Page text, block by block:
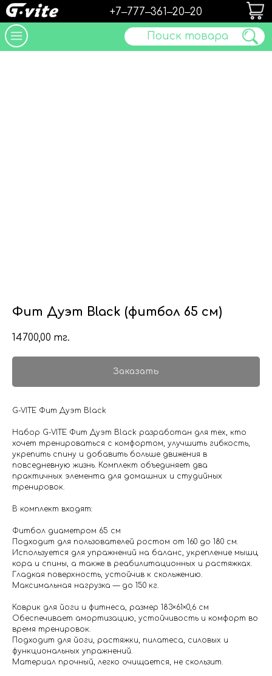
Поиск товара
+7‒777‒361‒20‒20
Фит Дуэт Black (фитбол 65 см)
14700,00 тг.
Заказать
G-VITE Фит Дуэт Black
Набор G-VITE Фит Дуэт Black разработан для тех, кто
хочет тренироваться с комфортом, улучшить гибкость,
укрепить спину и добавить больше движения в
повседневную жизнь. Комплект объединяет два
практичных элемента для домашних и студийных
тренировок.
В комплект входят:
Фитбол диаметром 65 см
Подходит для пользователей ростом от 160 до 180 см.
Используется для упражнений на баланс, укрепление мышц
кора и спины, а также в реабилитационных и растяжках.
Гладкая поверхность, устойчив к скольжению.
Максимальная нагрузка — до 150 кг.
Коврик для йоги и фитнеса, размер 183×61×0,6 см
Обеспечивает амортизацию, устойчивость и комфорт во
время тренировок.
Подходит для йоги, растяжки, пилатеса, силовых и
функциональных упражнений.
Материал прочный, легко очищается, не скользит.